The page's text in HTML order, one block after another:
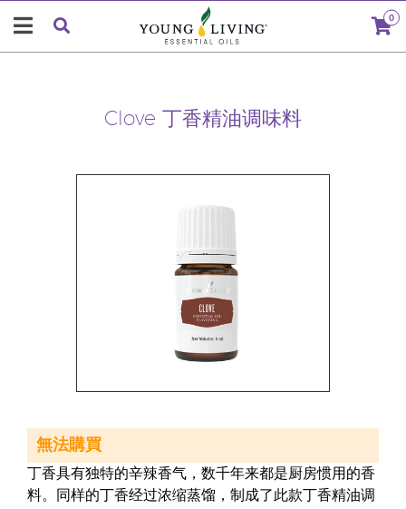
0
Clove 丁香精油调味料
丁香具有独特的辛辣香气，数千年来都是厨房惯用的香
料。同样的丁香经过浓缩蒸馏，制成了此款丁香精油调
無法購買